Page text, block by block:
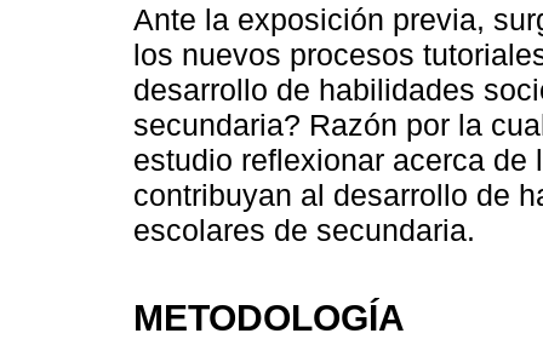
Ante la exposición previa,
los nuevos procesos
desarrollo de habilidades
secundaria? Razón por la
estudio reflexionar acerca
contribuyan al desarrollo de
escolares de secundaria.
METODOLOGÍA